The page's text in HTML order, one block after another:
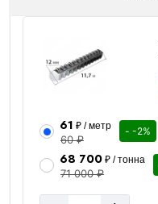
61 ₽ / метр
60 ₽
- -2%
68 700₽ / тонна
71 000 ₽